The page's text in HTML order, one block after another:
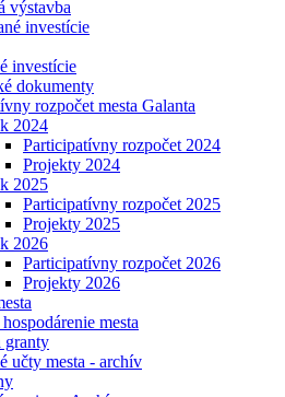
výstavba
investície
investície
dokumenty
rozpočet mesta Galanta
2024
Participatívny rozpočet 2024
Projekty 2024
2025
Participatívny rozpočet 2025
Projekty 2025
2026
Participatívny rozpočet 2026
Projekty 2026
mesta
granty
učty mesta - archív